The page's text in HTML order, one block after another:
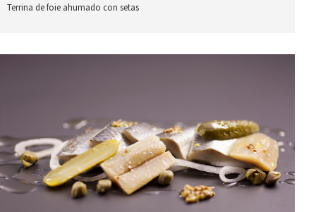
Terrina de foie ahumado con setas